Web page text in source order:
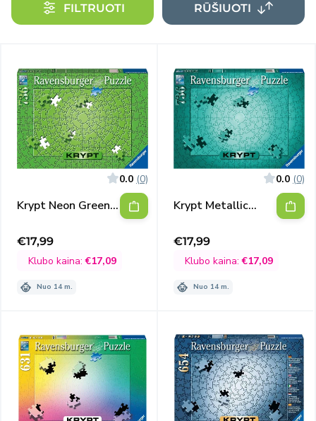
FILTRUOTI RŪŠIUOTI
0.0 (0)
Krypt Neon Green,
Išpardavimo
kaina
€17,99
Klubo kaina:€17,09
Nuo 14 m.
0.0 (0)
Krypt Metallic
Išpardavimo
kaina
€17,99
Klubo kaina:€17,09
Nuo 14 m.